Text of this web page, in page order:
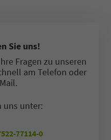
Sie uns!
Fragen zu unseren
am Telefon oder
uns unter:
77114-0